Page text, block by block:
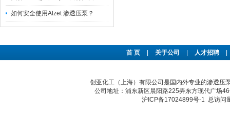
如何安全使用Alzet 渗透压泵？
首 页 关于公司 人才招聘
创亚化工（上海）有限公司是国内外专业的渗透压
公司地址：浦东新区晨阳路225弄东方现代广场
沪ICP备17024899号-1 总访问